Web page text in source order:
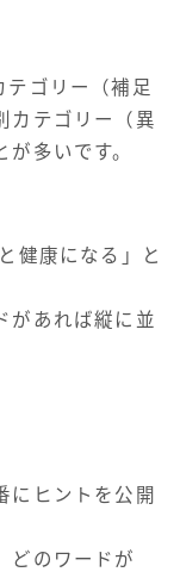
ゴリー（補足
カテゴリー（異
多いです。
健康になる」と
があれば縦に並
にヒントを公開
どのワードが